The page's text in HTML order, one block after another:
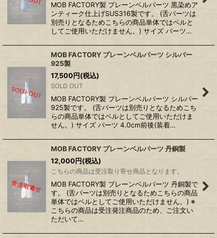
MOB FACTORY製 プレーンベルパーツ 黒染めア
ンティーク仕上げSUS316製です。 (舌パーツは
別売りとなるためこちらの商品単体ではベルと
してご使用いただけません。) サイズ パーツ…
MOB FACTORY プレーンベルパーツ シルバー
925製
17,500 円(税込)
SOLD OUT
MOB FACTORY製 プレーンベルパーツ シルバー
925製です。 (舌パーツは別売りとなるためこち
らの商品単体ではベルとしてご使用いただけま
せん。) サイズ パーツ 4.0cm前後(装着…
MOB FACTORY プレーンベルパーツ 丹銅製
12,000 円(税込)
こちらの商品は受注取り寄せ商品となります。
MOB FACTORY製 プレーンベルパーツ 丹銅製で
す。 (舌パーツは別売りとなるためこちらの商品
単体ではベルとしてご使用いただけません。) ※
こちらの商品は受注発注商品のため、ご注文い
ただいて…